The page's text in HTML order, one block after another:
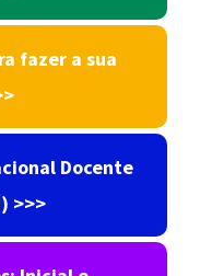
fazer a sua
Docente
>>>